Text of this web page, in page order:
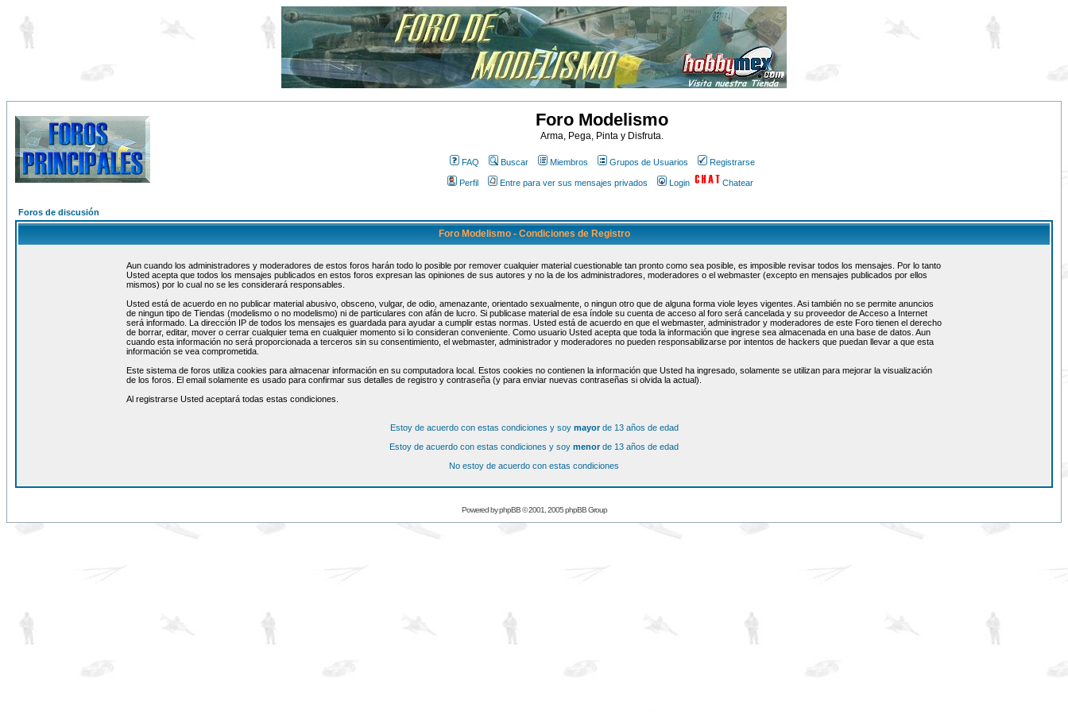
Foro Modelismo
Arma, Pega, Pinta y Disfruta.
FAQ Buscar Miembros Grupos de Usuarios Registrarse
Perfil Entre para ver sus mensajes privados Login Chatear
Foros de discusión
Foro Modelismo - Condiciones de Registro
Aun cuando los administradores y moderadores de estos foros harán todo lo posible por remover cualquier material cuestionable tan pronto como sea posible, es imposible revisar todos los mensajes. Por lo tanto
Usted acepta que todos los mensajes publicados en estos foros expresan las opiniones de sus autores y no la de los administradores, moderadores o el webmaster (excepto en mensajes publicados por ellos
mismos) por lo cual no se les considerará responsables.
Usted está de acuerdo en no publicar material abusivo, obsceno, vulgar, de odio, amenazante, orientado sexualmente, o ningun otro que de alguna forma viole leyes vigentes. Asi también no se permite anuncios
de ningun tipo de Tiendas (modelismo o no modelismo) ni de particulares con afán de lucro. Si publicase material de esa índole su cuenta de acceso al foro será cancelada y su proveedor de Acceso a Internet
será informado. La dirección IP de todos los mensajes es guardada para ayudar a cumplir estas normas. Usted está de acuerdo en que el webmaster, administrador y moderadores de este Foro tienen el derecho
de borrar, editar, mover o cerrar cualquier tema en cualquier momento si lo consideran conveniente. Como usuario Usted acepta que toda la información que ingrese sea almacenada en una base de datos. Aun
cuando esta información no será proporcionada a terceros sin su consentimiento, el webmaster, administrador y moderadores no pueden responsabilizarse por intentos de hackers que puedan llevar a que esta
información se vea comprometida.
Este sistema de foros utiliza cookies para almacenar información en su computadora local. Estos cookies no contienen la información que Usted ha ingresado, solamente se utilizan para mejorar la visualización
de los foros. El email solamente es usado para confirmar sus detalles de registro y contraseña (y para enviar nuevas contraseñas si olvida la actual).
Al registrarse Usted aceptará todas estas condiciones.
Estoy de acuerdo con estas condiciones y soy mayorde 13 años de edad
Estoy de acuerdo con estas condiciones y soy menorde 13 años de edad
No estoy de acuerdo con estas condiciones
Powered byphpBB© 2001, 2005 phpBB Group